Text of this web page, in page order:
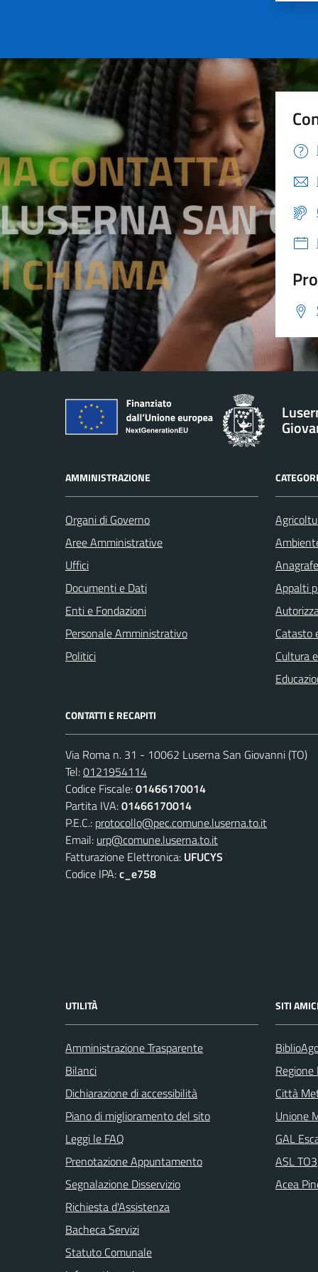
AMMINISTRAZIONE
Organi di Governo
Aree Amministrative
Uffici
Documenti e Dati
Enti e Fondazioni
Personale Amministrativo
Politici
Appalti
Catasto
Cultura
CONTATTI E RECAPITI
Via Roma n. 31 - 10062 Luserna San Giovanni (TO)
Tel:0121954114
Codice Fiscale:01466170014
Partita IVA:01466170014
P.E.C.: protocollo@pec.comune.luserna.to.it
Email: urp@comune.luserna.to.it
Fatturazione Elettronica: UFUCYS
Codice IPA:c_e758
UTILITÀ
Amministrazione Trasparente
Bilanci
Dichiarazione di accessibilità
Piano di miglioramento del sito
Leggi le FAQ
Prenotazione Appuntamento
Segnalazione Disservizio
Richiesta d'Assistenza
Bacheca Servizi
Statuto Comunale
SITI AMICI
Città
Unione
GAL
ASL TO3
Acea